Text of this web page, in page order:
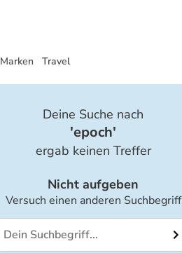
Marken Travel
Deine Suche nach
'epoch'
ergab keinen Treffer
Nicht aufgeben
Versuch einen anderen Suchbegriff